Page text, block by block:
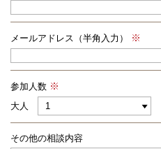
メールアドレス（半角入力）
参加人数
大人
その他の相談内容